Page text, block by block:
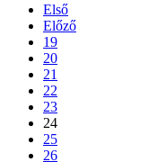
Első
Előző
19
20
21
22
23
24
25
26